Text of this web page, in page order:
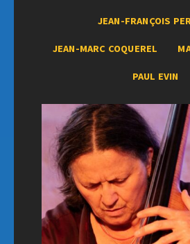
JEAN-FRANÇOIS
JEAN-MARC COQUEREL
PAUL EVIN